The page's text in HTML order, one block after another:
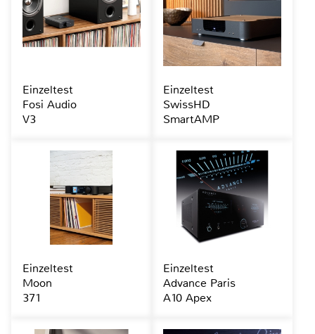
Einzeltest
Fosi Audio
V3
Einzeltest
SwissHD
SmartAMP
Einzeltest
Moon
371
Einzeltest
Advance Paris
A10 Apex